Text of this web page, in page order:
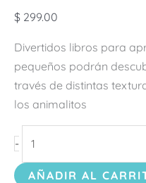
$ 299.00
Divertidos libros para
pequeños podrán
través de distintas
los animalitos
-
AÑADIR AL